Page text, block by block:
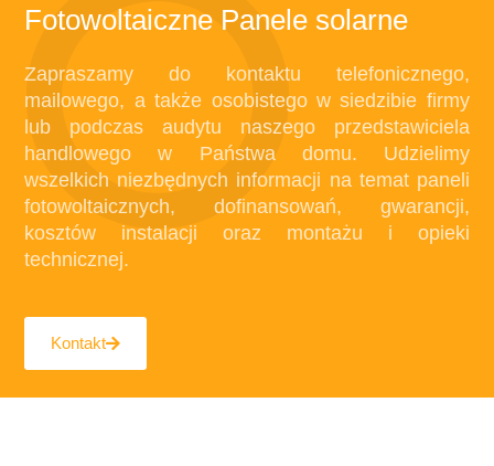
Fotowoltaiczne Panele solarne
Zapraszamy do kontaktu telefonicznego,
mailowego, a także osobistego w siedzibie firmy
lub podczas audytu naszego przedstawiciela
handlowego w Państwa domu. Udzielimy
wszelkich niezbędnych informacji na temat paneli
fotowoltaicznych, dofinansowań, gwarancji,
kosztów instalacji oraz montażu i opieki
technicznej.
Kontakt